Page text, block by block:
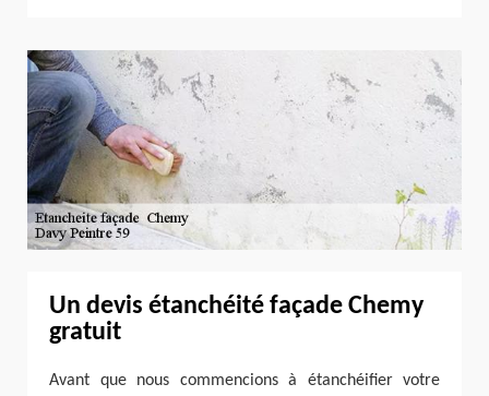
Un devis étanchéité façade Chemy
gratuit
Avant que nous commencions à étanchéifier votre